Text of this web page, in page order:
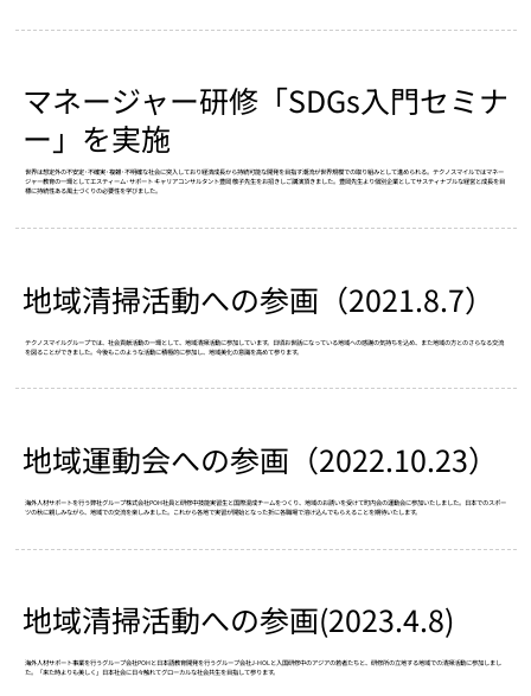
マネージャー研修「SDGs入門セミナ
ー」を実施
世界は想定外の不安定･不確実･複雑･不明確な社会に突入しており経済成長から持続可能な開発を目指す潮流が世界規模での取り組みとして進められる。テクノスマイルではマネー
ジャー教育の一環としてエスティーム･サポート キャリアコンサルタント豊岡 敬子先生をお招きしご講演頂きました。豊岡先生より個別企業としてサスティナブルな経営と成長を目
標に持続性ある風土づくりの必要性を学びました。
地域清掃活動への参画（2021.8.7）
テクノスマイルグループでは、社会貢献活動の一環として、地域清掃活動に参加しています。日頃お世話になっている地域への感謝の気持ちを込め、また地域の方とのさらなる交流
を図ることができました。今後もこのような活動に積極的に参加し、地域美化の意識を高めて参ります。
地域運動会への参画（2022.10.23）
海外人材サポートを行う弊社グループ株式会社POH社員と研修中技能実習生と国際混成チームをつくり、地域のお誘いを受けて町内会の運動会に参加いたしました。日本でのスポー
ツの秋に親しみながら、地域での交流を楽しみました。これから各地で実習が開始となった折に各職場で溶け込んでもらえることを期待いたします。
地域清掃活動への参画(2023.4.8)
海外人材サポート事業を行うグループ会社POHと日本語教育開発を行うグループ会社J-HOLと入国研修中のアジアの若者たちと、研修所の立地する地域での清掃活動に参加しまし
た。「来た時よりも美しく」日本社会に日々触れてグローカルな社会共生を目指して参ります。